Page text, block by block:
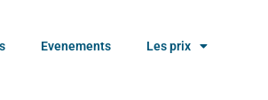
Evenements Les prix